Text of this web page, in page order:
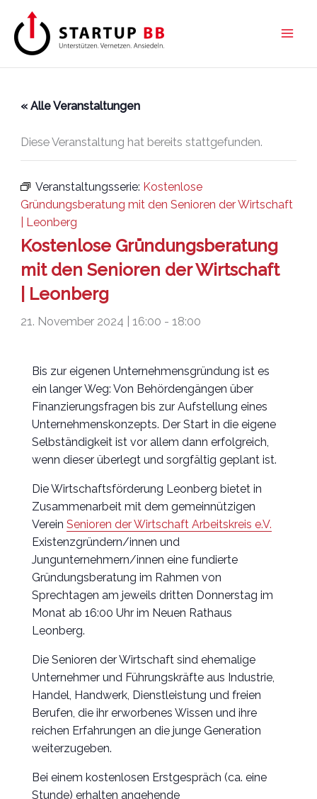
Inhalt
springen
« Alle Veranstaltungen
Diese Veranstaltung hat bereits stattgefunden.
Veranstaltungsserie: Kostenlose
Gründungsberatung mit den Senioren der Wirtschaft
| Leonberg
Kostenlose Gründungsberatung
mit den Senioren der Wirtschaft
| Leonberg
21. November 2024 | 16:00 - 18:00
Bis zur eigenen Unternehmensgründung ist es
ein langer Weg: Von Behördengängen über
Finanzierungsfragen bis zur Aufstellung eines
Unternehmenskonzepts. Der Start in die eigene
Selbständigkeit ist vor allem dann erfolgreich,
wenn dieser überlegt und sorgfältig geplant ist.
Die Wirtschaftsförderung Leonberg bietet in
Zusammenarbeit mit dem gemeinnützigen
VereinSenioren der Wirtschaft Arbeitskreis e.V.
Existenzgründern/innen und
Jungunternehmern/innen eine fundierte
Gründungsberatung im Rahmen von
Sprechtagen am jeweils dritten Donnerstag im
Monat ab 16:00 Uhr im Neuen Rathaus
Leonberg.
Die Senioren der Wirtschaft sind ehemalige
Unternehmer und Führungskräfte aus Industrie,
Handel, Handwerk, Dienstleistung und freien
Berufen, die ihr erworbenes Wissen und ihre
reichen Erfahrungen an die junge Generation
weiterzugeben.
Bei einem kostenlosen Erstgespräch (ca. eine
Stunde) erhalten angehende